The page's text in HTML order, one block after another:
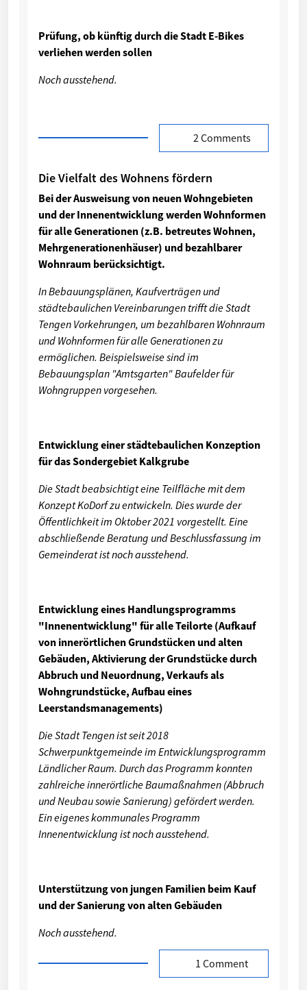
Prüfung, ob künftig durch die Stadt E-Bikes
verliehen werden sollen
Noch ausstehend.
2 Comments
Die Vielfalt des Wohnens fördern
Bei der Ausweisung von neuen Wohngebieten
und der Innenentwicklung werden Wohnformen
für alle Generationen (z.B. betreutes Wohnen,
Mehrgenerationenhäuser) und bezahlbarer
Wohnraum berücksichtigt.
In Bebauungsplänen, Kaufverträgen und
städtebaulichen Vereinbarungen trifft die Stadt
Tengen Vorkehrungen, um bezahlbaren Wohnraum
und Wohnformen für alle Generationen zu
ermöglichen. Beispielsweise sind im
Bebauungsplan "Amtsgarten" Baufelder für
Wohngruppen vorgesehen.
Entwicklung einer städtebaulichen Konzeption
für das Sondergebiet Kalkgrube
Die Stadt beabsichtigt eine Teilfläche mit dem
Konzept KoDorf zu entwickeln. Dies wurde der
Öffentlichkeit im Oktober 2021 vorgestellt. Eine
abschließende Beratung und Beschlussfassung im
Gemeinderat ist noch ausstehend.
Entwicklung eines Handlungsprogramms
"Innenentwicklung" für alle Teilorte (Aufkauf
von innerörtlichen Grundstücken und alten
Gebäuden, Aktivierung der Grundstücke durch
Abbruch und Neuordnung, Verkaufs als
Wohngrundstücke, Aufbau eines
Leerstandsmanagements)
Die Stadt Tengen ist seit 2018
Schwerpunktgemeinde im Entwicklungsprogramm
Ländlicher Raum. Durch das Programm konnten
zahlreiche innerörtliche Baumaßnahmen (Abbruch
und Neubau sowie Sanierung) gefördert werden.
Ein eigenes kommunales Programm
Innenentwicklung ist noch ausstehend.
Unterstützung von jungen Familien beim Kauf
und der Sanierung von alten Gebäuden
Noch ausstehend.
1 Comment